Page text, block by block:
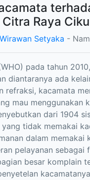
Raya
Wirawan Setyaka -
pada tahun
diantaranya ada
refraksi, kacamata
mau menggunakan
dari 1904
tidak memakai
dalam
pelayanan
besar komplain